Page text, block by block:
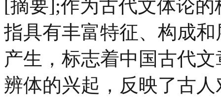
[摘要];作为古代文体论
指具有丰富特征、构成
产生，标志着中国古代
辨体的兴起，反映了古